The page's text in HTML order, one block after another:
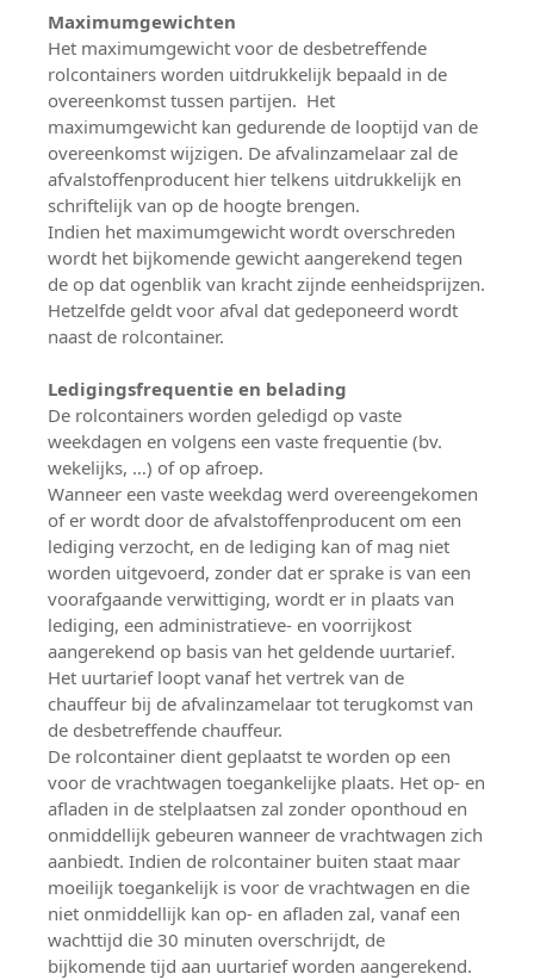
Maximumgewichten
Het maximumgewicht voor de desbetreffende
rolcontainers worden uitdrukkelijk bepaald in de
overeenkomst tussen partijen. Het
maximumgewicht kan gedurende de looptijd van de
overeenkomst wijzigen. De afvalinzamelaar zal de
afvalstoffenproducent hier telkens uitdrukkelijk en
schriftelijk van op de hoogte brengen.
Indien het maximumgewicht wordt overschreden
wordt het bijkomende gewicht aangerekend tegen
de op dat ogenblik van kracht zijnde eenheidsprijzen.
Hetzelfde geldt voor afval dat gedeponeerd wordt
naast de rolcontainer.
Ledigingsfrequentie en belading
De rolcontainers worden geledigd op vaste
weekdagen en volgens een vaste frequentie (bv.
wekelijks, …) of op afroep.
Wanneer een vaste weekdag werd overeengekomen
of er wordt door de afvalstoffenproducent om een
lediging verzocht, en de lediging kan of mag niet
worden uitgevoerd, zonder dat er sprake is van een
voorafgaande verwittiging, wordt er in plaats van
lediging, een administratieve- en voorrijkost
aangerekend op basis van het geldende uurtarief.
Het uurtarief loopt vanaf het vertrek van de
chauffeur bij de afvalinzamelaar tot terugkomst van
de desbetreffende chauffeur.
De rolcontainer dient geplaatst te worden op een
voor de vrachtwagen toegankelijke plaats. Het op- en
afladen in de stelplaatsen zal zonder oponthoud en
onmiddellijk gebeuren wanneer de vrachtwagen zich
aanbiedt. Indien de rolcontainer buiten staat maar
moeilijk toegankelijk is voor de vrachtwagen en die
niet onmiddellijk kan op- en afladen zal, vanaf een
wachttijd die 30 minuten overschrijdt, de
bijkomende tijd aan uurtarief worden aangerekend.